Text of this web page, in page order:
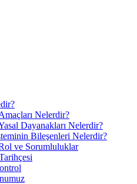
Nelerdir?
Dayanakları Nelerdir?
Bileşenleri Nelerdir?
ve Sorumluluklar